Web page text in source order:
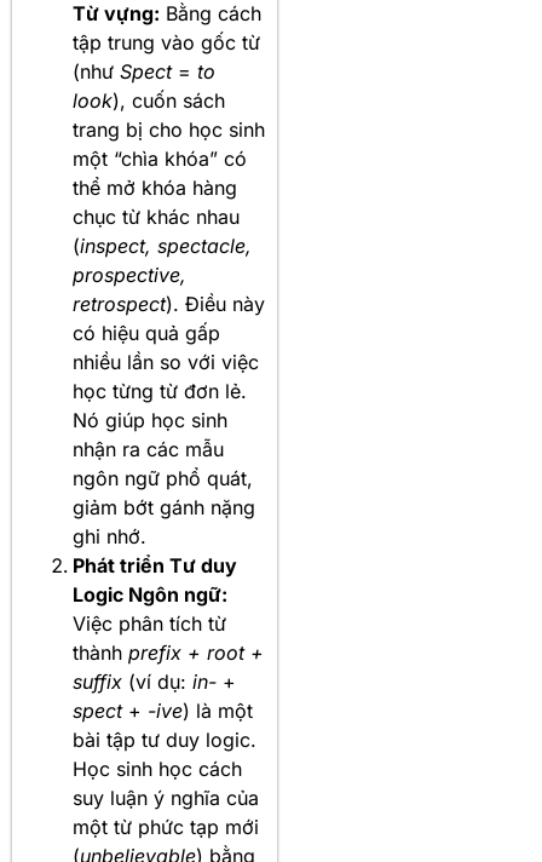
Từ vựng: Bằng cách
tập trung vào gốc từ
(như Spect= to
look), cuốn sách
trang bị cho học sinh
một “chìa khóa” có
thể mở khóa hàng
chục từ khác nhau
(inspect, spectacle,
prospective,
retrospect). Điều này
có hiệu quả gấp
nhiều lần so với việc
học từng từ đơn lẻ.
Nó giúp học sinh
nhận ra các mẫu
ngôn ngữ phổ quát,
giảm bớt gánh nặng
ghi nhớ.
Phát triển Tư duy
Logic Ngôn ngữ:
Việc phân tích từ
thành prefix + root +
suffix (ví dụ: in- +
spect+ -ive) là một
bài tập tư duy logic.
Học sinh học cách
suy luận ý nghĩa của
một từ phức tạp mới
(unbelievable) bằng